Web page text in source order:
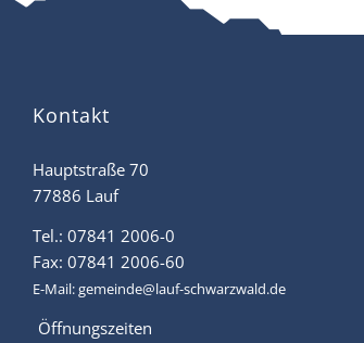
Kontakt
Hauptstraße 70
77886 Lauf
Tel.: 07841 2006-0
Fax: 07841 2006-60
E-Mail:gemeinde@lauf-schwarzwald.de
Öffnungszeiten